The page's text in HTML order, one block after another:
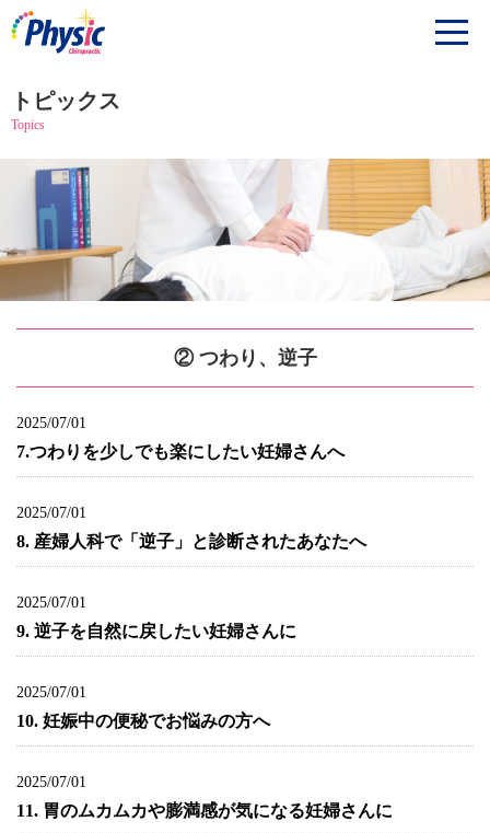
トピックス
Topics
② つわり、逆子
2025/07/01
7.つわりを少しでも楽にしたい妊婦さんへ
2025/07/01
8. 産婦人科で「逆子」と診断されたあなたへ
2025/07/01
9. 逆子を自然に戻したい妊婦さんに
2025/07/01
10. 妊娠中の便秘でお悩みの方へ
2025/07/01
11. 胃のムカムカや膨満感が気になる妊婦さんに